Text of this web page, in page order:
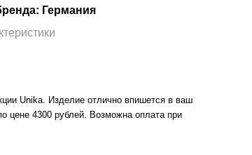
Германия
Unika. Изделие отлично впишется в ваш
цене 4300 рублей. Возможна оплата при